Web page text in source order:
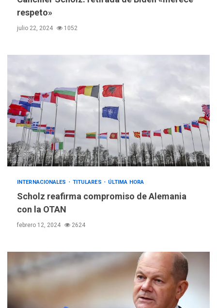
respeto»
julio 22, 2024 1052
INTERNACIONALES TITULARES ÚLTIMA HORA
Scholz reafirma compromiso de Alemania
con la OTAN
febrero 12, 2024 2624